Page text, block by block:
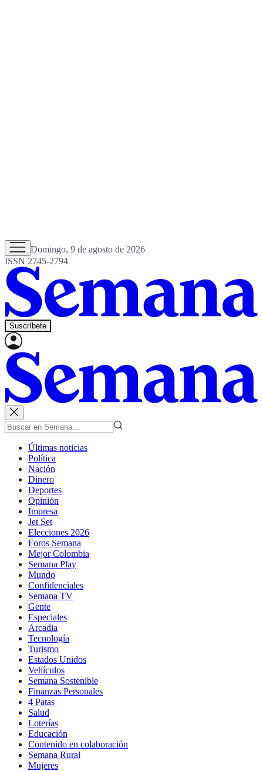
Domingo, 9 de agosto de 2026
ISSN 2745-2794
Suscríbete
Últimas noticias
Política
Nación
Dinero
Deportes
Opinión
Impresa
Jet Set
Elecciones 2026
Foros Semana
Mejor Colombia
Semana Play
Mundo
Confidenciales
Semana TV
Gente
Especiales
Arcadia
Tecnología
Turismo
Estados Unidos
Vehículos
Semana Sostenible
Finanzas Personales
4 Patas
Salud
Loterías
Educación
Contenido en colaboración
Semana Rural
Mujeres